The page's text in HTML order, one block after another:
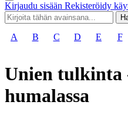
Kirjaudu sisään Rekisteröidy
A B C D E F
Unien tulkinta
humalassa